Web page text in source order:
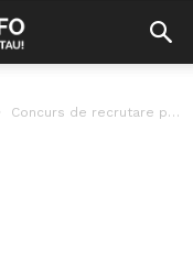
Concurs de recrutare pentru ocuparea unor funcții publice de execuție în cadrul...